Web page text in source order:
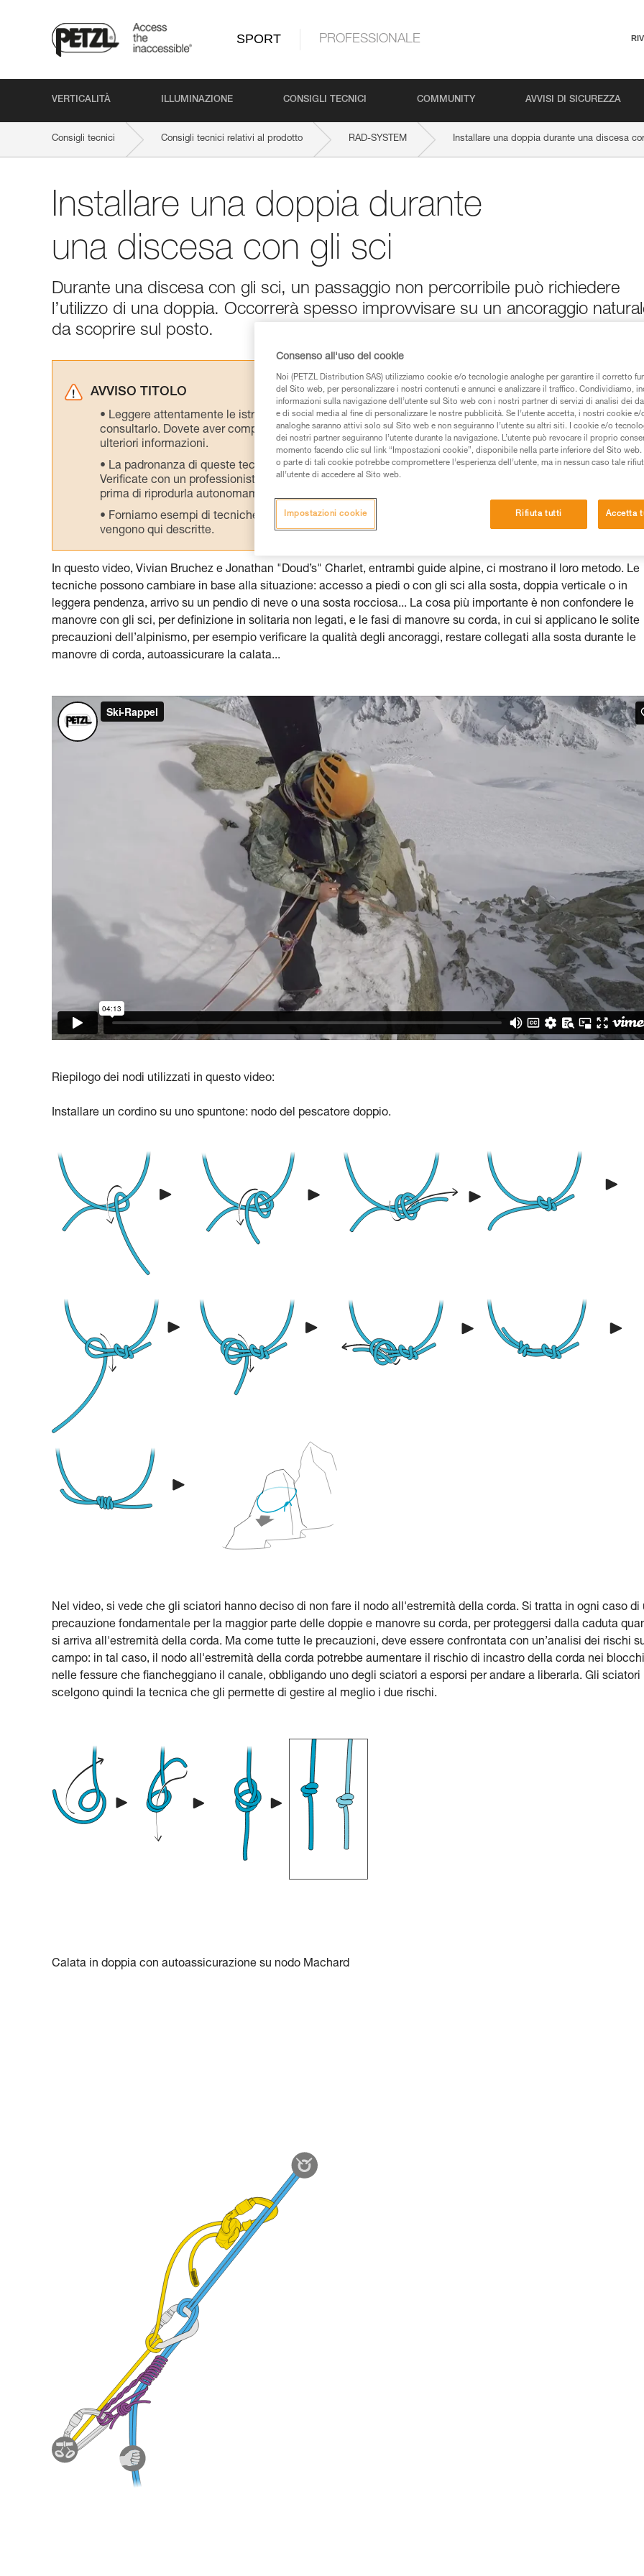
SPORT PROFESSIONALE
VERTICALITÀ ILLUMINAZIONE CONSIGLI TECNICI COMMUNITY AVVISI DI SICUREZZA
Consigli tecnici Consigli tecnici relativi al prodotto RAD-SYSTEM Installare una doppia durante una discesa
Installare una doppia durante
una discesa con gli sci
Durante una discesa con gli sci, un passaggio non percorribile può richiedere
l’utilizzo di una doppia. Occorrerà spesso improvvisare su un ancoraggio
da scoprire sul posto.
AVVISO TITOLO
Leggere attentamente le istruzioni tecniche dei prodotti utilizzati in questo consiglio prima di
consultarlo. Dovete aver compreso le informazioni dell’istruzione tecnica per poter capire queste
ulteriori informazioni.
La padronanza di queste tecniche richiede una formazione ed un addestramento specifico.
Verificate con un professionista la vostra capacità di rifare la manovra, da soli, in piena sicurezza,
prima di riprodurla autonomamente.
Forniamo esempi di tecniche relative alla vostra attività. Ne possono esistere altre che non
vengono qui descritte.
In questo video, Vivian Bruchez e Jonathan "Doud’s" Charlet, entrambi guide alpine, ci mostrano il loro metodo. Le
tecniche possono cambiare in base alla situazione: accesso a piedi o con gli sci alla sosta, doppia verticale o in
leggera pendenza, arrivo su un pendio di neve o una sosta rocciosa... La cosa più importante è non confondere le
manovre con gli sci, per definizione in solitaria non legati, e le fasi di manovre su corda, in cui si applicano le solite
precauzioni dell’alpinismo, per esempio verificare la qualità degli ancoraggi, restare collegati alla sosta durante le
manovre di corda, autoassicurare la calata...
Riepilogo dei nodi utilizzati in questo video:
Installare un cordino su uno spuntone: nodo del pescatore doppio.
Nel video, si vede che gli sciatori hanno deciso di non fare il nodo all'estremità della corda. Si tratta in ogni caso di
precauzione fondamentale per la maggior parte delle doppie e manovre su corda, per proteggersi dalla caduta
si arriva all'estremità della corda. Ma come tutte le precauzioni, deve essere confrontata con un’analisi dei rischi
campo: in tal caso, il nodo all'estremità della corda potrebbe aumentare il rischio di incastro della corda nei
nelle fessure che fiancheggiano il canale, obbligando uno degli sciatori a esporsi per andare a liberarla. Gli sciatori
scelgono quindi la tecnica che gli permette di gestire al meglio i due rischi.
Calata in doppia con autoassicurazione su nodo Machard
Consenso all'uso dei cookie
Noi (PETZL Distribution SAS) utilizziamo cookie e/o tecnologie analoghe per garantire il corretto
del Sito web, per personalizzare i nostri contenuti e annunci e analizzare il traffico. Condividiamo,
informazioni sulla navigazione dell’utente sul Sito web con i nostri partner di servizi di analisi dei
e di social media al fine di personalizzare le nostre pubblicità. Se l’utente accetta, i nostri cookie
analoghe saranno attivi solo sul Sito web e non seguiranno l’utente su altri siti. I cookie e/o
dei nostri partner seguiranno l’utente durante la navigazione. L’utente può revocare il proprio
momento facendo clic sul link “Impostazioni cookie”, disponibile nella parte inferiore del Sito
o parte di tali cookie potrebbe compromettere l’esperienza dell’utente, ma in nessun caso tale
all’utente di accedere al Sito web.
Rifiuta tutti Accetta
Impostazioni cookie